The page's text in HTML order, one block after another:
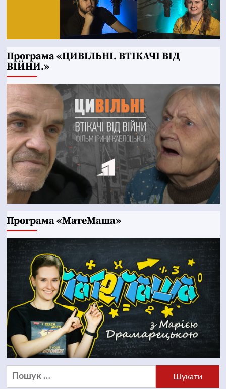
Програма «ЦИВІЛЬНІ. ВТІКАЧІ ВІД
ВІЙНИ.»
Програма «МатеМаша»
Пошук: